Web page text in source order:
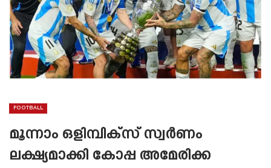
FOOTBALL
മൂന്നാം ഒളിമ്പിക്സ് സ്വർണം
ലക്ഷ്യമാക്കി കോപ്പ അമേരിക്ക